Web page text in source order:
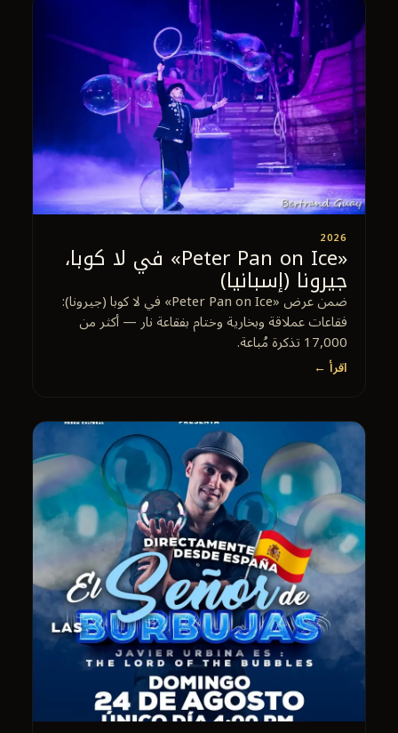
2026
«Peter Pan on Ice» في لا كوبا،
جيرونا (إسبانيا)
ضمن عرض «Peter Pan on Ice» في لا كوبا (جيرونا):
فقاعات عملاقة وبخارية وختام بفقاعة نار — أكثر من
17,000 تذكرة مُباعة.
اقرأ ←